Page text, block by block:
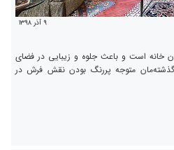
۹ آذر ۱۳۹۸
خانه است و باعث جلوه و زیبایی در فضای
متوجه پررنگ بودن نقش فرش در